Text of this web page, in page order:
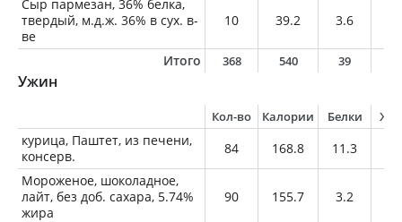
Сыр пармезан, 36% белка,
твердый, м.д.ж. 36% в сух. в-
ве
10 39.2 3.6
Итого 368 540 39
Ужин
Кол-во Калории Белки
курица, Паштет, из печени,
консерв.
84 168.8 11.3
Мороженое, шоколадное,
лайт, без доб. сахара, 5.74%
жира
90 155.7 3.2